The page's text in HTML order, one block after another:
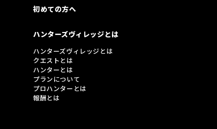
初めての方へ
ハンターズヴィレッジとは
ハンターズヴィレッジとは
クエストとは
ハンターとは
プランについて
プロハンターとは
報酬とは